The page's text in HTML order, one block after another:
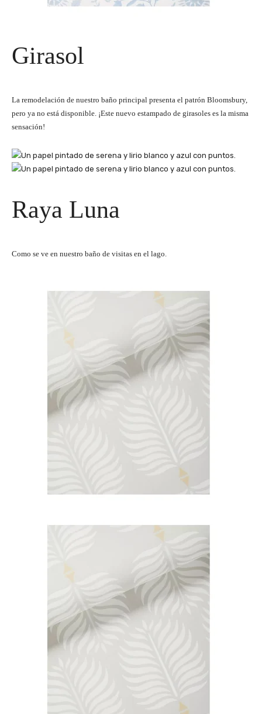
Girasol
La remodelación de nuestro baño principal presenta el patrón Bloomsbury,
pero ya no está disponible. ¡Este nuevo estampado de girasoles es la misma
sensación!
Raya Luna
Como se ve en nuestro baño de visitas en el lago.